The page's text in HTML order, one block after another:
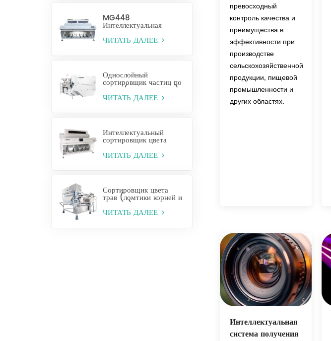
MG448
Интеллектуальная
машина для сортировки
зерна по цвету CCD
ЧИТАТЬ ДАЛЕЕ
Однослойный
сортировщик частиц по
цвету (мокрый отбор)
ЧИТАТЬ ДАЛЕЕ
Интеллектуальный
сортировщик цвета
кешью
ЧИТАТЬ ДАЛЕЕ
Сортировщик цвета
трав (ломтики корней и
стеблей)
ЧИТАТЬ ДАЛЕЕ
превосходный
контроль качества и
преимущества в
эффективности при
производстве
сельскохозяйственной
продукции, пищевой
промышленности и
других областях.
Интеллектуальная
система получения